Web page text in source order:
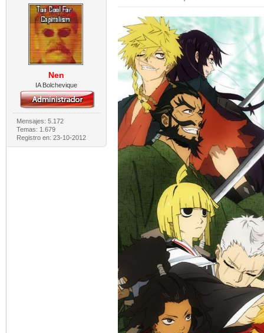
Nen
IA Bolchevique
Mensajes: 5.172
Temas: 1.679
Registro en: 23-10-2012